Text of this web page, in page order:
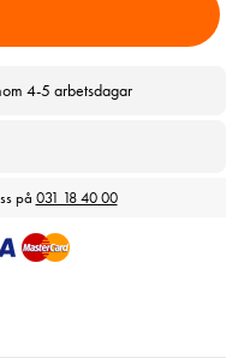
4-5 arbetsdagar
på 031 18 40 00